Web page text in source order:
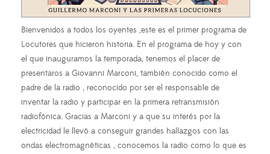
Bienvenidos a todos los oyentes ,este es el primer programa de
Locutores que hicieron historia. En el programa de hoy y con
el que inauguramos la temporada, tenemos el placer de
presentaros a Giovanni Marconi, también conocido como el
padre de la radio , reconocido por ser el responsable de
inventar la radio y participar en la primera retransmisión
radiofónica. Gracias a Marconi y a que su interés por la
electricidad le llevó a conseguir grandes hallazgos con las
ondas electromagnéticas , conocemos la radio como lo que es